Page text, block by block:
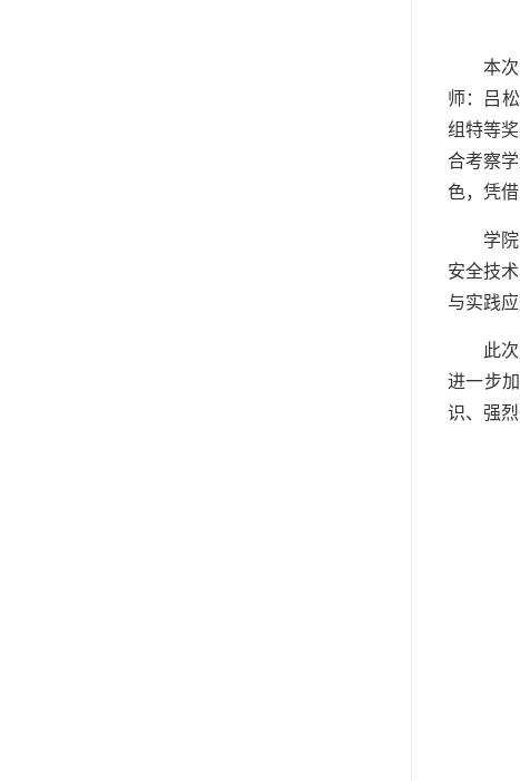
本
师：吕
组特等
合考察
色，凭
学
安全技
与实践
此
进一步
识、强